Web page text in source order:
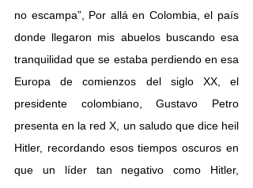
no escampa”, Por allá en Colombia, el país
donde llegaron mis abuelos buscando esa
tranquilidad que se estaba perdiendo en esa
Europa de comienzos del siglo XX, el
presidente colombiano, Gustavo Petro
presenta en la red X, un saludo que dice heil
Hitler, recordando esos tiempos oscuros en
que un líder tan negativo como Hitler,